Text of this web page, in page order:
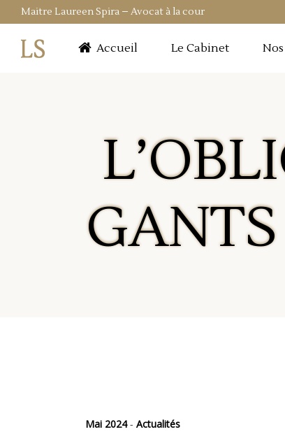
Maitre Laureen Spira – Avocat à la cour
Accueil Le Cabinet
Mai 2024 Actualités